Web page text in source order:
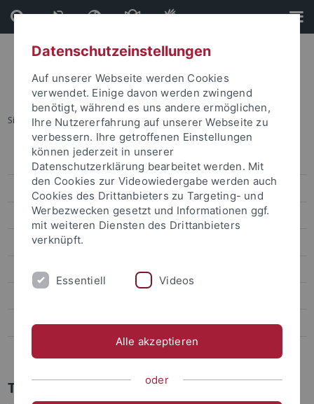
Direkt
zum
Inhalt
Direkt
zur
Fußleiste
Sie sind hier: Startseite ... Veranstaltungskalender
Veranstaltungen
Veranstaltungskalender
Kongresse und Tagungen
Aktuelle Ausstellungen
Merchandise
Universitäres Wohlbefinden
Termindetails
Datenschutzeinstellungen
Auf unserer Webseite werden Cookies
verwendet. Einige davon werden zwingend
benötigt, während es uns andere ermöglichen,
Ihre Nutzererfahrung auf unserer Webseite zu
verbessern. Ihre getroffenen Einstellungen
können jederzeit in unserer
Datenschutzerklärung bearbeitet werden. Mit
den Cookies zur Videowiedergabe werden auch
Cookies des Drittanbieters zu Targeting- und
Werbezwecken gesetzt und Informationen ggf.
mit weiteren Diensten des Drittanbieters
verknüpft.
Essentiell Videos
Alle akzeptieren
oder